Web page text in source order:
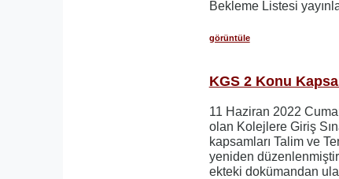
Bekleme Listesi
görüntüle
KGS 2 Konu
11 Haziran 2022
olan Kolejlere Giriş
kapsamları Talim ve
yeniden
ekteki dokümandan